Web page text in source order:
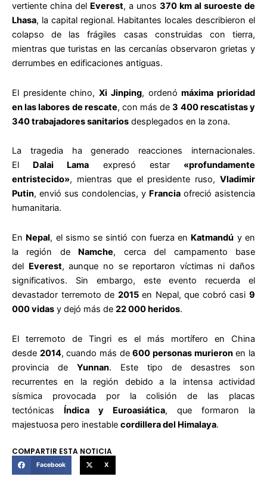
vertiente china del Everest, a unos 370 km al suroeste de
Lhasa, la capital regional. Habitantes locales describieron el
colapso de las frágiles casas construidas con tierra,
mientras que turistas en las cercanías observaron grietas y
derrumbes en edificaciones antiguas.
El presidente chino,Xi Jinping, ordenómáxima prioridad
en las labores de rescate, con más de3 400 rescatistas y
340 trabajadores sanitarios desplegados en la zona.
La tragedia ha generado reacciones internacionales.
El Dalai Lama expresó estar «profundamente
entristecido», mientras que el presidente ruso, Vladimir
Putin, envió sus condolencias, y Francia ofreció asistencia
humanitaria.
En Nepal, el sismo se sintió con fuerza en Katmandú y en
la región de Namche, cerca del campamento base
del Everest, aunque no se reportaron víctimas ni daños
significativos. Sin embargo, este evento recuerda el
devastador terremoto de 2015en Nepal, que cobró casi9
000 vidas y dejó más de 22 000 heridos.
El terremoto de Tingri es el más mortífero en China
desde 2014, cuando más de600 personas murieronen la
provincia de Yunnan. Este tipo de desastres son
recurrentes en la región debido a la intensa actividad
sísmica provocada por la colisión de las placas
tectónicas Índica y Euroasiática, que formaron la
majestuosa pero inestable cordillera del Himalaya.
COMPARTIR ESTA NOTICIA
Facebook X